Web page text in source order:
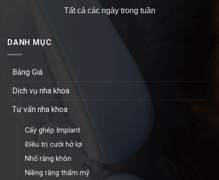
Tất cả các ngày trong tuần
DANH MỤC
Bảng Giá
Dịch vụ nha khoa
Tư vấn nha khoa
Cấy ghép Implant
Điều trị cười hở lợi
Nhổ răng khôn
Niềng răng thẩm mỹ